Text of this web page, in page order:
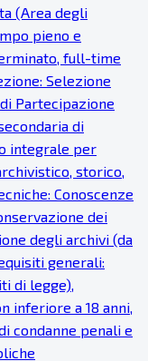
(Area degli
pieno e
full-time
Selezione
Partecipazione
di
integrale per
storico,
Conoscenze
dei
degli archivi (da
generali:
di legge),
inferiore a 18 anni,
condanne penali e